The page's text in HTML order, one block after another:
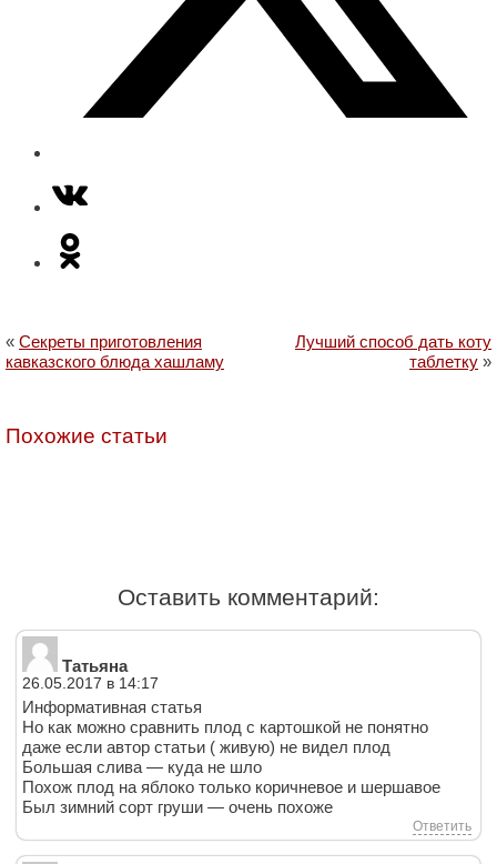
« Секреты приготовления
кавказского блюда хашламу
Лучший способ дать коту
таблетку »
Похожие статьи
Оставить комментарий:
Татьяна
26.05.2017 в 14:17
Информативная статья
Но как можно сравнить плод с картошкой не понятно
даже если автор статьи ( живую) не видел плод
Большая слива — куда не шло
Похож плод на яблоко только коричневое и шершавое
Был зимний сорт груши — очень похоже
Ответить